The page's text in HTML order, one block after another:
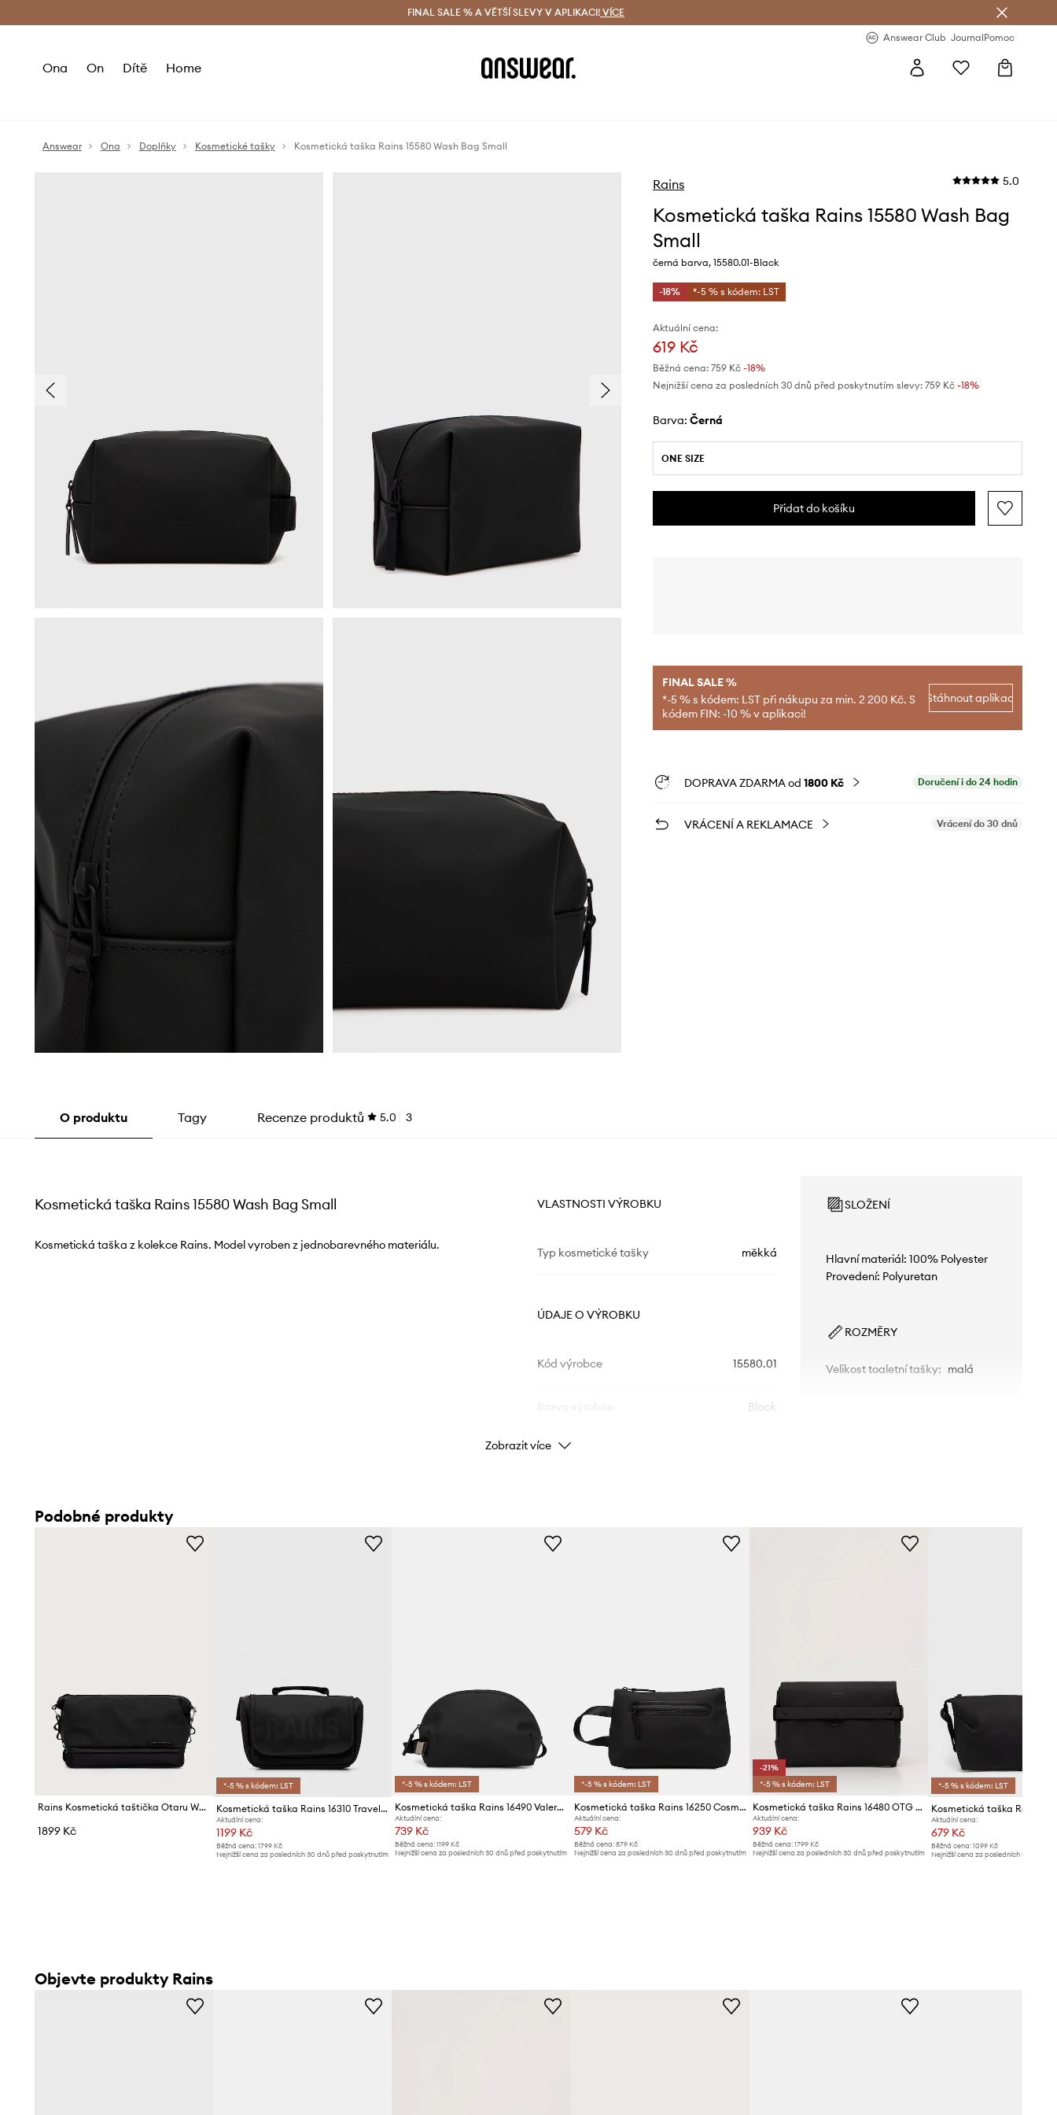
Doručení a vrácení zdarma (od 1800 Kč) Doručení i do 24 h
FINAL SALE % A VĚTŠÍ SLEVY V APLIKACI! VÍCE
Answear Club JournalPomoc
Ona On Dítě Home
Answear Ona Doplňky Kosmetické tašky Kosmetická taška Rains 15580 Wash Bag Small
Rains 5.0
Kosmetická taška Rains 15580 Wash Bag
Small
černá barva, 15580.01-Black
-18% *-5 % s kódem: LST
Aktuální cena:
619 Kč
Běžná cena: 759 Kč-18%
Nejnižší cena za posledních 30 dnů před poskytnutím slevy: 759 Kč -18%
Barva: černá
ONE SIZE
Přidat do košíku
FINAL SALE %
*-5 % s kódem: LST při nákupu za min. 2 200 Kč. S
kódem FIN: -10 % v aplikaci!
Stáhnout aplikaci
DOPRAVA ZDARMA od 1800 Kč Doručení i do 24 hodin
VRÁCENÍ A REKLAMACE Vrácení do 30 dnů
O produktu Tagy Recenze produktů 5.0 3
Kosmetická taška Rains 15580 Wash Bag Small
Kosmetická taška z kolekce Rains. Model vyroben z jednobarevného materiálu.
VLASTNOSTI VÝROBKU
Typ kosmetické tašky měkká
ÚDAJE O VÝROBKU
Kód výrobce 15580.01
Black
Barva
ID produktu
SLOŽENÍ
Hlavní materiál: 100% Polyester
Provedení: Polyuretan
ROZMĚRY
Velikost toaletní tašky: malá
Zobrazit více
Podobné produkty
Rains Kosmetická taštička Otaru Wash Bag W3
1899 Kč
*-5 % s kódem: LST
Kosmetická taška Rains 16310 Travel Accessories
Aktuální cena:
1199 Kč
Běžná cena:1799 Kč
Nejnižší cena za posledních 30 dnů před poskytnutím
*-5 % s kódem: LST
Kosmetická taška Rains 16490 Valera Wash Bag W3
Aktuální cena:
739 Kč
Běžná cena: 1199 Kč
Nejnižší cena za posledních 30 dnů před poskytnutím
*-5 % s kódem: LST
Kosmetická taška Rains 16250 Cosmetic Bag Zip W3
Aktuální cena:
579 Kč
Běžná cena: 879 Kč
Nejnižší cena za posledních 30 dnů před poskytnutím
-21%
*-5 % s kódem: LST
Kosmetická taška Rains 16480 OTG Wash Bag W3
Aktuální cena:
939 Kč
Běžná cena:1799 Kč
Nejnižší cena za posledních 30 dnů před poskytnutím
*-5 % s kódem: LST
Aktuální cena:
679 Kč
Běžná cena: 1099 Kč
Nejnižší cena za posledních 30 dnů
Objevte produkty Rains